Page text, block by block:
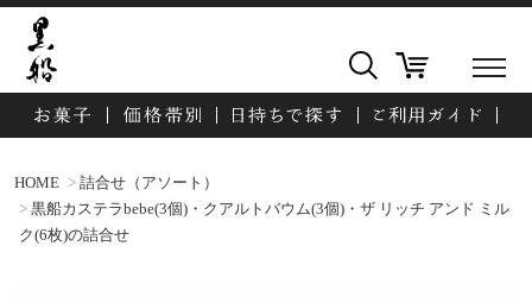
HOME
詰合せ（アソート）
黒船カステラbebe(3個)・クアルトバウム(3個)・ザ リッチ アンド ミル
ク(6枚)の詰合せ